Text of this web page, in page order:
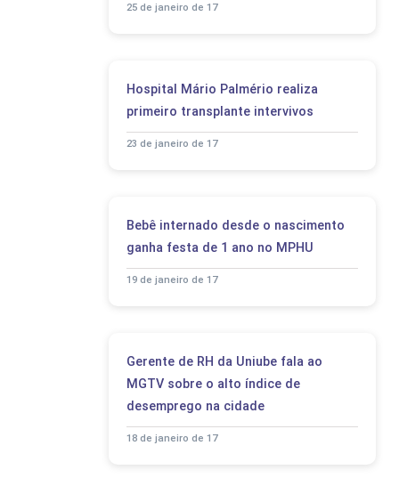
25 de janeiro de 17
Hospital Mário Palmério realiza
primeiro transplante intervivos
23 de janeiro de 17
Bebê internado desde o nascimento
ganha festa de 1 ano no MPHU
19 de janeiro de 17
Gerente de RH da Uniube fala ao
MGTV sobre o alto índice de
desemprego na cidade
18 de janeiro de 17